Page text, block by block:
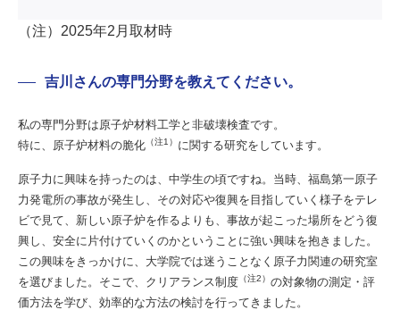
（注）2025年2月取材時
吉川さんの専門分野を教えてください。
私の専門分野は原子炉材料工学と非破壊検査です。
特に、原子炉材料の脆化 （注1） に関する研究をしています。
原子力に興味を持ったのは、中学生の頃ですね。当時、福島第一原子
力発電所の事故が発生し、その対応や復興を目指していく様子をテレ
ビで見て、新しい原子炉を作るよりも、事故が起こった場所をどう復
興し、安全に片付けていくのかということに強い興味を抱きました。
この興味をきっかけに、大学院では迷うことなく原子力関連の研究室
を選びました。そこで、クリアランス制度 （注2） の対象物の測定・評
価方法を学び、効率的な方法の検討を行ってきました。